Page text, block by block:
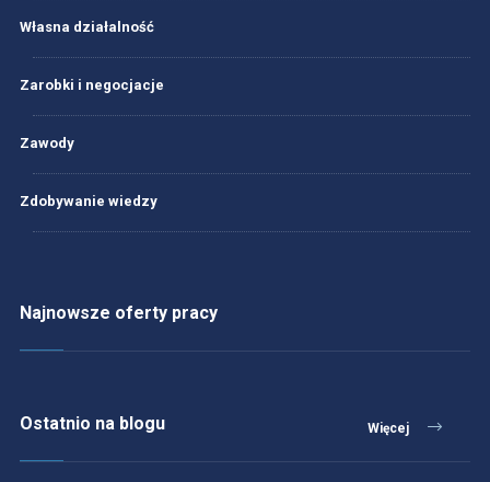
Własna działalność
Zarobki i negocjacje
Zawody
Zdobywanie wiedzy
Najnowsze oferty pracy
Ostatnio na blogu Więcej